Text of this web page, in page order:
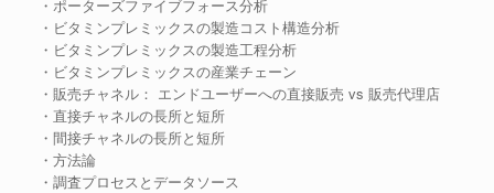
・ポーターズファイブフォース分析
・ビタミンプレミックスの製造コスト構造分析
・ビタミンプレミックスの製造工程分析
・ビタミンプレミックスの産業チェーン
・販売チャネル： エンドユーザーへの直接販売 vs 販売代理店
・直接チャネルの長所と短所
・間接チャネルの長所と短所
・方法論
・調査プロセスとデータソース